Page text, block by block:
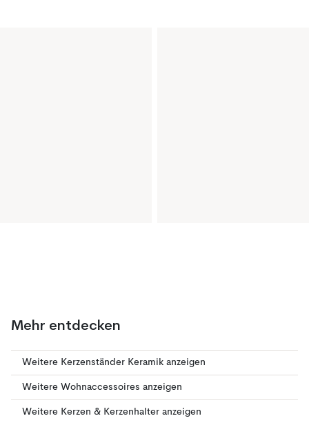
Mehr entdecken
Weitere Kerzenständer Keramik anzeigen
Weitere Wohnaccessoires anzeigen
Weitere Kerzen & Kerzenhalter anzeigen